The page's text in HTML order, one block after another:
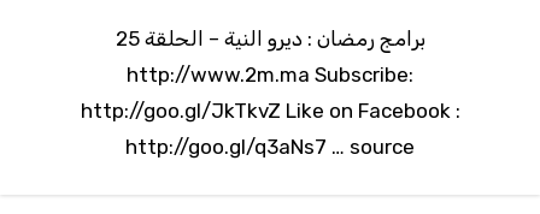
برامج رمضان : ديرو النية – الحلقة 25
http://www.2m.ma Subscribe:
http://goo.gl/JkTkvZ Like on Facebook :
http://goo.gl/q3aNs7 … source